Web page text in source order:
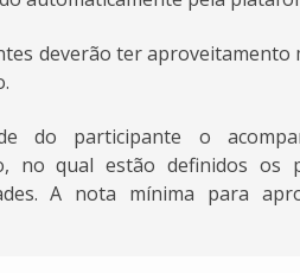
deverão ter aproveitamento
do participante o
no qual estão definidos os
A nota mínima para